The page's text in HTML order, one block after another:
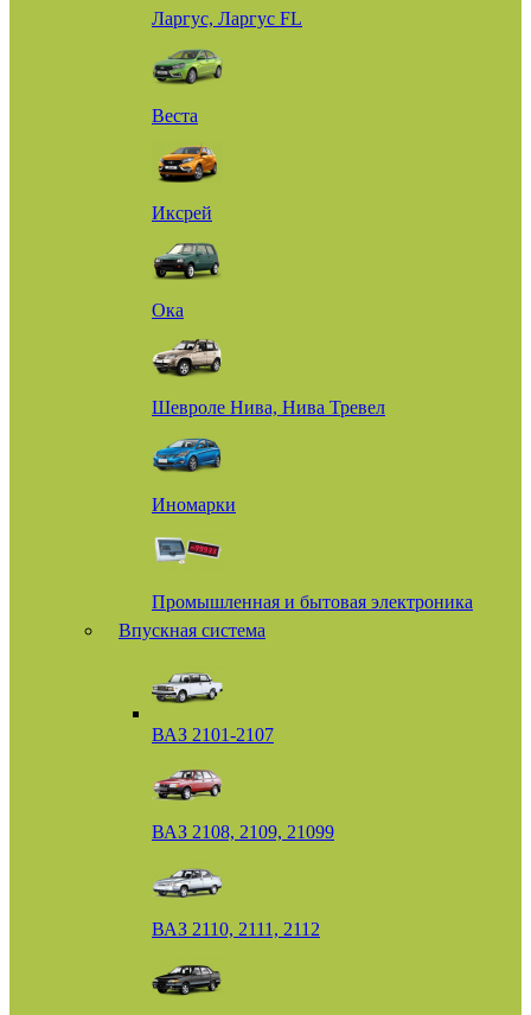
Ларгус, Ларгус FL
Веста
Иксрей
Ока
Шевроле Нива, Нива Тревел
Иномарки
Промышленная и бытовая электроника
Впускная система
ВАЗ 2101-2107
ВАЗ 2108, 2109, 21099
ВАЗ 2110, 2111, 2112